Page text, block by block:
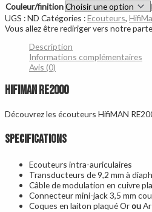
Couleur/finition
UGS :ND Catégories :Ecouteurs,
Vous allez être rediriger vers notre
Description
Informations complémentaires
Avis (0)
HifiMAN RE2000
Découvrez les écouteurs HifiMAN
SPECIFICATIONS
Ecouteurs intra-auriculaires
Transducteurs de 9,2 mm à
Câble de modulation en cuivre
Connecteur mini-jack 3,5 mm
Coques en laiton plaqué Orou